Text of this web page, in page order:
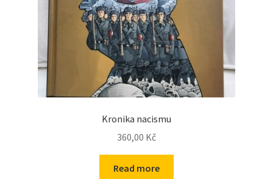
Kronika nacismu
360,00 Kč
Read more